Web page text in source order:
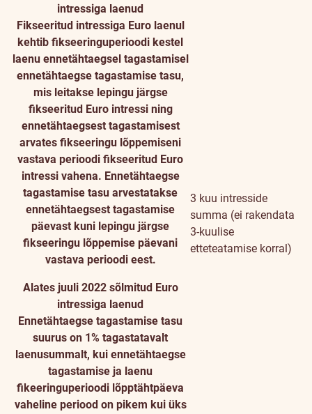
intressiga laenud
Fikseeritud intressiga Euro laenul
kehtib fikseeringuperioodi kestel
laenu ennetähtaegsel tagastamisel
ennetähtaegse tagastamise tasu,
mis leitakse lepingu järgse
fikseeritud Euro intressi ning
ennetähtaegsest tagastamisest
arvates fikseeringu lõppemiseni
vastava perioodi fikseeritud Euro
intressi vahena. Ennetähtaegse
tagastamise tasu arvestatakse
ennetähtaegsest tagastamise
päevast kuni lepingu järgse
fikseeringu lõppemise päevani
vastava perioodi eest.
Alates juuli 2022 sõlmitud Euro
intressiga laenud
Ennetähtaegse tagastamise tasu
suurus on 1% tagastatavalt
laenusummalt, kui ennetähtaegse
tagastamise ja laenu
fikeeringuperioodi lõpptähtpäeva
vaheline periood on pikem kui üks
3 kuu intresside
summa (ei rakendata
3-kuulise
etteteatamise korral)